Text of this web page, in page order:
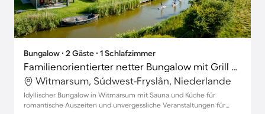
Bungalow ∙ 2 Gäste ∙ 1 Schlafzimmer
Familienorientierter netter Bungalow mit Grill und Sauna
Witmarsum, Súdwest-Fryslân, Niederlande
Idyllischer Bungalow in Witmarsum mit Sauna und Küche für
romantische Auszeiten und unvergessliche Veranstaltungen für